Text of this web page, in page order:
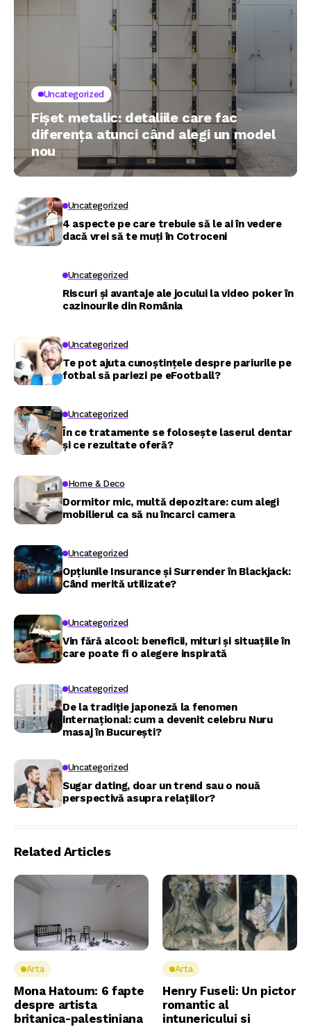
Uncategorized
Fișet metalic: detaliile care fac
diferența atunci când alegi un model
nou
Uncategorized
4 aspecte pe care trebuie să le ai în vedere
dacă vrei să te muți în Cotroceni
Uncategorized
Riscuri și avantaje ale jocului la video poker în
cazinourile din România
Uncategorized
Te pot ajuta cunoștințele despre pariurile pe
fotbal să pariezi pe eFootball?
Uncategorized
În ce tratamente se folosește laserul dentar
și ce rezultate oferă?
Home & Deco
Dormitor mic, multă depozitare: cum alegi
mobilierul ca să nu încarci camera
Uncategorized
Opțiunile Insurance și Surrender în Blackjack:
Când merită utilizate?
Uncategorized
Vin fără alcool: beneficii, mituri și situațiile în
care poate fi o alegere inspirată
Uncategorized
De la tradiție japoneză la fenomen
internațional: cum a devenit celebru Nuru
masaj în București?
Uncategorized
Sugar dating, doar un trend sau o nouă
perspectivă asupra relațiilor?
Related Articles
Arta
Mona Hatoum: 6 fapte
despre artista
britanica-palestiniana
Arta
Henry Fuseli: Un pictor
romantic al
intunericului si